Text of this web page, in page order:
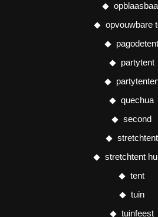
opvouwbare
pagodetent
partytent
quechua
second
stretchtent
stretchtent
tent
tuin
tuinfeest